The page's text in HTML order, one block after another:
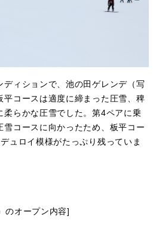
ディションで、池の田ゲレンデ（写
平コースは適度に締まった圧雪、稗
柔らかな圧雪でした。第4ペアに乗
雪コースに向かったため、板平コー
ュロイ模様がたっぷり残っていま
のオープン内容]